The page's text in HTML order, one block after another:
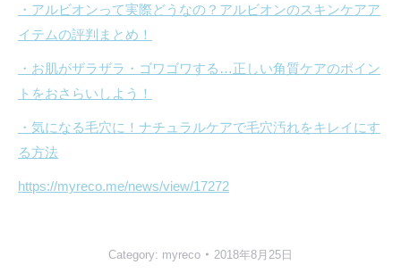
・アルビオンって実際どうなの？アルビオンのスキンケアア
イテムの評判まとめ！
・お肌がザラザラ・ゴワゴワする…正しい角質ケアのポイン
トをおさらいしよう！
・気になる毛穴に！ナチュラルケアで毛穴汚れをキレイにす
る方法
https://myreco.me/news/view/17272
Category: myreco 2018年8月25日